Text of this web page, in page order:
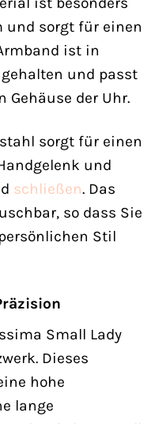
und sorgt für einen
ist in
und passt
Gehäuse der Uhr.
sorgt für einen
und
schließen. Das
so dass Sie
Stil
Small Lady
Dieses
hohe
lange